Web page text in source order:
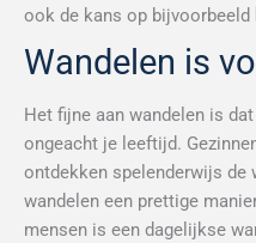
ook de kans op bijvoorbeeld
Wandelen is
Het fijne aan wandelen is
ongeacht je leeftijd.
ontdekken spelenderwijs de
wandelen een prettige
mensen is een dagelijkse